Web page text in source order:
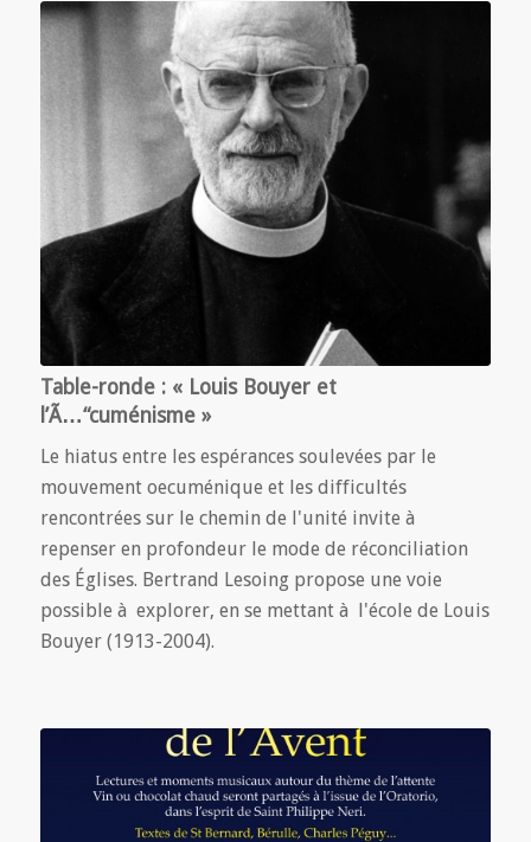
Table-ronde : « Louis Bouyer et
l’Ã…“cuménisme »
Le hiatus entre les espérances soulevées par le
mouvement oecuménique et les difficultés
rencontrées sur le chemin de l'unité invite à
repenser en profondeur le mode de réconciliation
des Églises. Bertrand Lesoing propose une voie
possible à explorer, en se mettant à l'école de Louis
Bouyer (1913-2004).